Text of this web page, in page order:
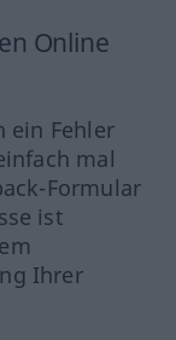
Online
ein Fehler
mal
Formular
ist
Ihrer